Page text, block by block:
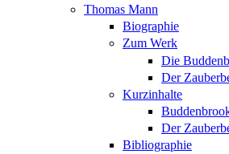
Thomas Mann
Biographie
Zum Werk
Die
Der
Kurzinhalte
Der
Bibliographie